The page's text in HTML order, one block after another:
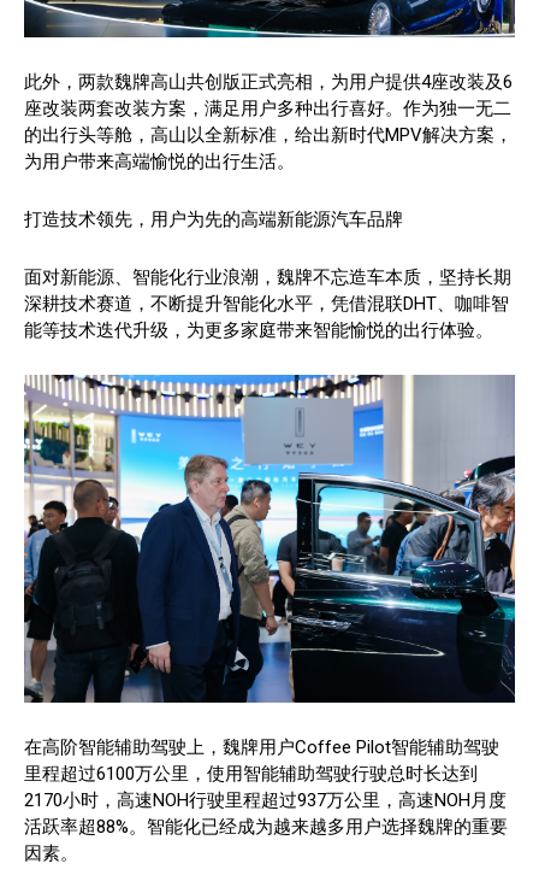
此外，两款魏牌高山共创版正式亮相，为用户提供4座改装及6
座改装两套改装方案，满足用户多种出行喜好。作为独一无二
的出行头等舱，高山以全新标准，给出新时代MPV解决方案，
为用户带来高端愉悦的出行生活。
打造技术领先，用户为先的高端新能源汽车品牌
面对新能源、智能化行业浪潮，魏牌不忘造车本质，坚持长期
深耕技术赛道，不断提升智能化水平，凭借混联DHT、咖啡智
能等技术迭代升级，为更多家庭带来智能愉悦的出行体验。
在高阶智能辅助驾驶上，魏牌用户Coffee Pilot智能辅助驾驶
里程超过6100万公里，使用智能辅助驾驶行驶总时长达到
2170小时，高速NOH行驶里程超过937万公里，高速NOH月度
活跃率超88%。智能化已经成为越来越多用户选择魏牌的重要
因素。